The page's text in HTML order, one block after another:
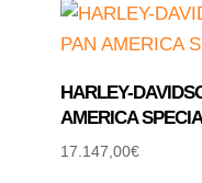
HARLEY-
AMERICA
17.147,00€